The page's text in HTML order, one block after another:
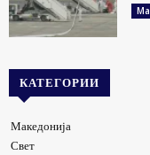
КАТЕГОРИИ
Македонија
Свет